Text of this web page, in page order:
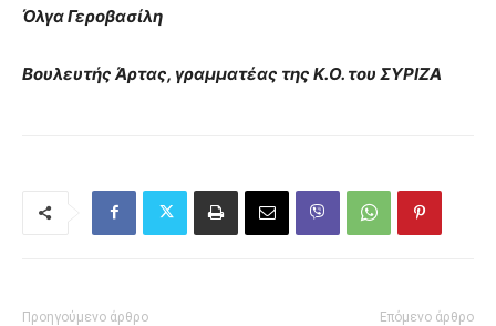
Όλγα Γεροβασίλη
Βουλευτής Άρτας, γραμματέας της Κ.Ο. του ΣΥΡΙΖΑ
Προηγούμενο άρθρο Επόμενο άρθρο